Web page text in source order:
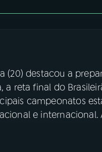
(20) destacou a
a reta final do
campeonatos
e internacional.